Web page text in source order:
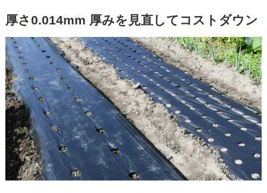
厚さ0.014mm 厚みを見直してコストダウン